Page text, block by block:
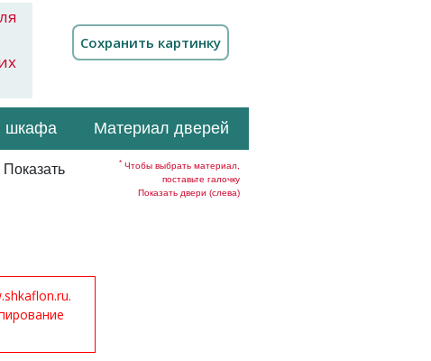
шкафа Материал дверей
Показать * Чтобы выбрать материал,
поставьте галочку
Показать двери (слева)